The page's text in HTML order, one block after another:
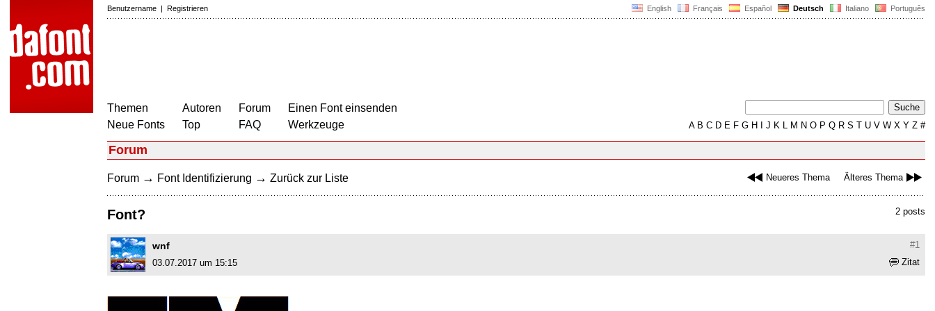
English Français Español Deutsch Italiano Português
Benutzername | Registrieren
Themen
Neue Fonts
Autoren
Top
Forum
FAQ
Einen Font einsenden
Werkzeuge
AB C D E F G H J K L M N O P Q R S T U V W X Y Z #
Forum
Neueres Thema Älteres Thema
Forum → Font Identifizierung → Zurück zur Liste
2 posts
Font?
#1
wnf
Zitat
03.07.2017 um 15:15